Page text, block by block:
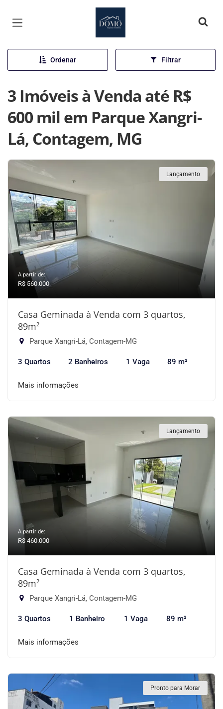
Página inicial
Ordenar Filtrar
3 Imóveis à Venda até R$
600 mil em Parque Xangri-
Lá, Contagem, MG
Lançamento
A partir de:
R$ 560.000
Casa Geminada à Venda com 3 quartos,
89m²
Parque Xangri-Lá, Contagem-MG
3 Quartos 2 Banheiros 1 Vaga 89 m²
Mais informações
Lançamento
A partir de:
R$ 460.000
Casa Geminada à Venda com 3 quartos,
89m²
Parque Xangri-Lá, Contagem-MG
3 Quartos 1 Banheiro 1 Vaga 89 m²
Mais informações
Pronto para Morar